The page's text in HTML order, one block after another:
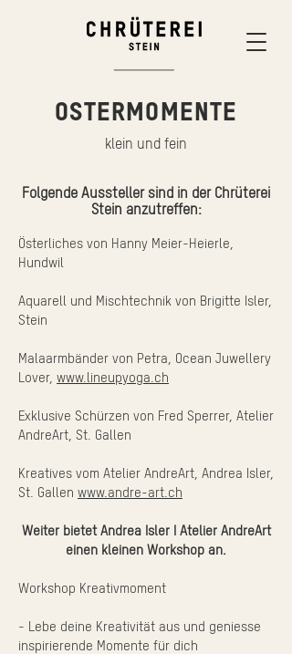
OSTERMOMENTE
klein und fein
Folgende Aussteller sind in der Chrüterei
Stein anzutreffen:
Österliches von Hanny Meier-Heierle,
Hundwil
Aquarell und Mischtechnik von Brigitte Isler,
Stein
Malaarmbänder von Petra, Ocean Juwellery
Lover, www.lineupyoga.ch
Exklusive Schürzen von Fred Sperrer, Atelier
AndreArt, St. Gallen
Kreatives vom Atelier AndreArt, Andrea Isler,
St. Gallen www.andre-art.ch
Weiter bietet Andrea Isler I Atelier AndreArt
einen kleinen Workshop an.
Workshop Kreativmoment
- Lebe deine Kreativität aus und geniesse
inspirierende Momente für dich